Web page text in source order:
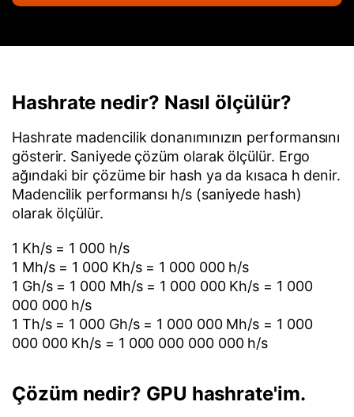
Hashrate nedir? Nasıl ölçülür?
Hashrate madencilik donanımınızın performansını
gösterir. Saniyede çözüm olarak ölçülür. Ergo
ağındaki bir çözüme bir hash ya da kısaca h denir.
Madencilik performansı h/s (saniyede hash)
olarak ölçülür.
1 Kh/s = 1 000 h/s
1 Mh/s = 1 000 Kh/s = 1 000 000 h/s
1 Gh/s = 1 000 Mh/s = 1 000 000 Kh/s = 1 000
000 000 h/s
1 Th/s = 1 000 Gh/s = 1 000 000 Mh/s = 1 000
000 000 Kh/s = 1 000 000 000 000 h/s
Çözüm nedir? GPU hashrate'im.